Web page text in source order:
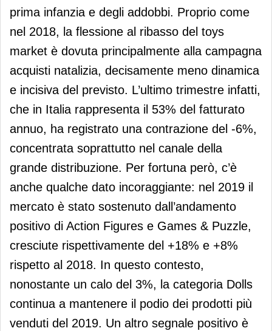
prima infanzia e degli addobbi. Proprio come
nel 2018, la flessione al ribasso del toys
market è dovuta principalmente alla campagna
acquisti natalizia, decisamente meno dinamica
e incisiva del previsto. L’ultimo trimestre infatti,
che in Italia rappresenta il 53% del fatturato
annuo, ha registrato una contrazione del -6%,
concentrata soprattutto nel canale della
grande distribuzione. Per fortuna però, c’è
anche qualche dato incoraggiante: nel 2019 il
mercato è stato sostenuto dall’andamento
positivo di Action Figures e Games & Puzzle,
cresciute rispettivamente del +18% e +8%
rispetto al 2018. In questo contesto,
nonostante un calo del 3%, la categoria Dolls
continua a mantenere il podio dei prodotti più
venduti del 2019. Un altro segnale positivo è